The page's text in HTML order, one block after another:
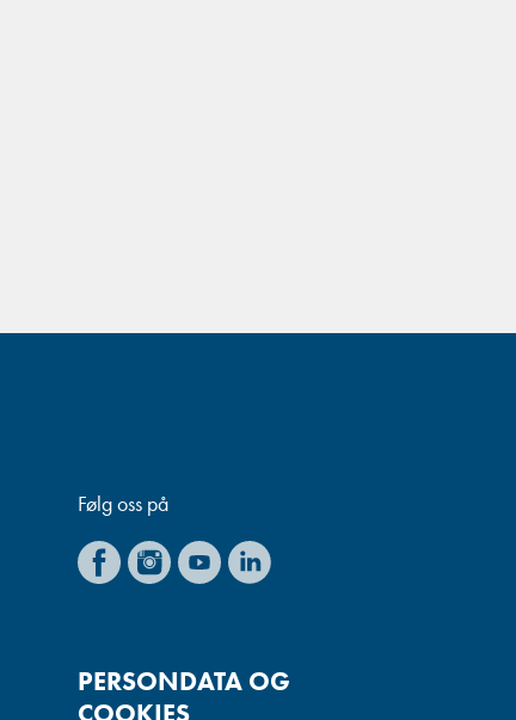
Følg oss på
PERSONDATA OG